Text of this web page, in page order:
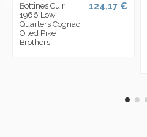
Bottines Cuir
1966 Low
Quarters Cognac
Oiled Pike
Brothers
124,17 €